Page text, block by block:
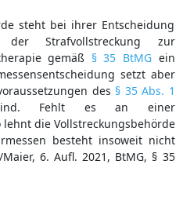
steht bei ihrer Entscheidung
Strafvollstreckung zur
gemäß § 35 BtMGein
setzt aber
des § 35 Abs. 1
Fehlt es an einer
die Vollstreckungsbehörde
besteht insoweit nicht
6. Aufl. 2021, BtMG, § 35